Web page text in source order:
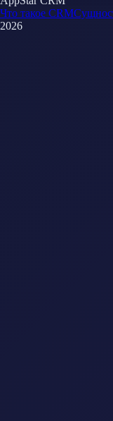
Что такое CRM
2026